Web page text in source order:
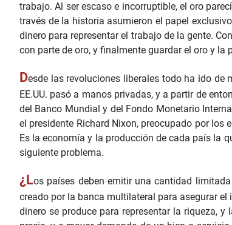
trabajo. Al ser escaso e incorruptible, el oro
través de la historia asumieron el papel
dinero para representar el trabajo de la gente.
con parte de oro, y finalmente guardar el oro y
Desde las revoluciones liberales todo ha ido de
EE.UU. pasó a manos privadas, y a partir de
del Banco Mundial y del Fondo Monetario
el presidente Richard Nixon, preocupado por los
Es la economía y la producción de cada país la
siguiente problema.
¿Los países deben emitir una cantidad
creado por la banca multilateral para asegurar
dinero se produce para representar la riqueza,